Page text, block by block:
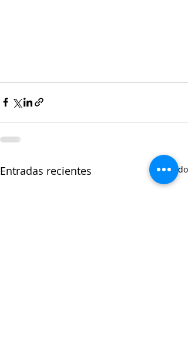
Entradas recientes Ver todo